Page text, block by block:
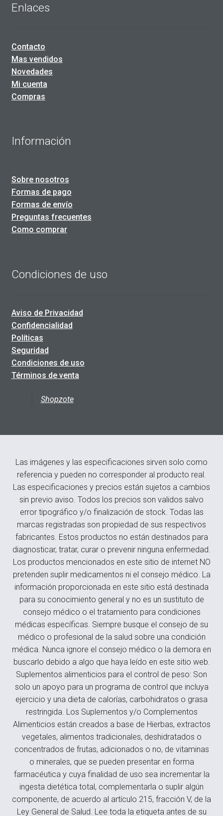
Enlaces
Contacto
Mas vendidos
Novedades
Mi cuenta
Compras
Información
Sobre nosotros
Formas de pago
Formas de envío
Preguntas frecuentes
Como comprar
Condiciones de uso
Aviso de Privacidad
Confidencialidad
Políticas
Seguridad
Condiciones de uso
Términos de venta
Shopzote
Las imágenes y las especificaciones sirven solo como
referencia y pueden no corresponder al producto real.
Las especificaciones y precios están sujetos a cambios
sin previo aviso. Todos los precios son validos salvo
error tipográfico y/o finalización de stock. Todas las
marcas registradas son propiedad de sus respectivos
fabricantes. Estos productos no están destinados para
diagnosticar, tratar, curar o prevenir ninguna enfermedad.
Los productos mencionados en este sitio de internet NO
pretenden suplir medicamentos ni el consejo médico. La
información proporcionada en este sitio está destinada
para su conocimiento general y no es un sustituto de
consejo médico o el tratamiento para condiciones
médicas específicas. Siempre busque el consejo de su
médico o profesional de la salud sobre una condición
médica. Nunca ignore el consejo médico o la demora en
buscarlo debido a algo que haya leído en este sitio web.
Suplementos alimenticios para el control de peso: Son
solo un apoyo para un programa de control que incluya
ejercicio y una dieta de calorías, carbohidratos o grasa
restringida. Los Suplementos y/o Complementos
Alimenticios están creados a base de Hierbas, extractos
vegetales, alimentos tradicionales, deshidratados o
concentrados de frutas, adicionados o no, de vitaminas
o minerales, que se pueden presentar en forma
farmacéutica y cuya finalidad de uso sea incrementar la
ingesta dietética total, complementarla o suplir algún
componente, de acuerdo al artículo 215, fracción V, de la
Ley General de Salud. Lee toda la etiqueta antes de su